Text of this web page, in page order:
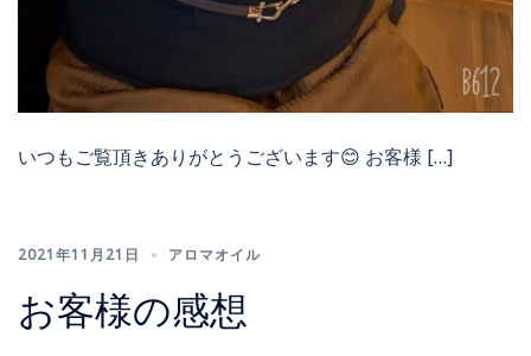
いつもご覧頂きありがとうございます😊 お客様 […]
2021年11月21日 アロマオイル
お客様の感想